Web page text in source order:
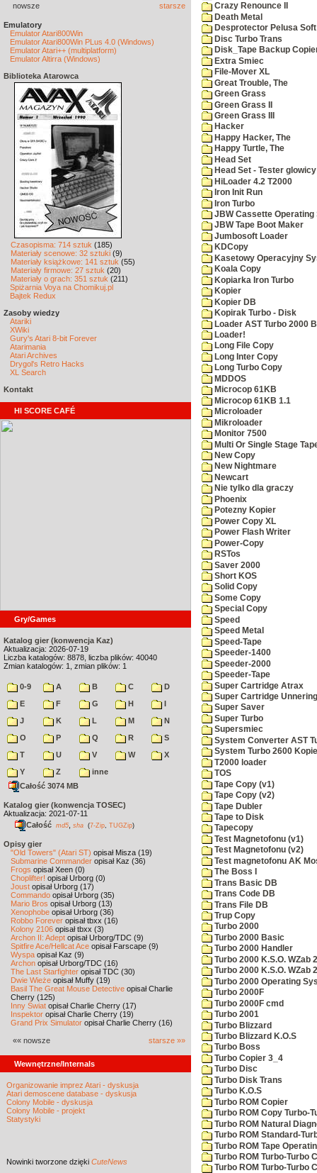
nowsze starsze
Emulatory
Emulator Atari800Win
Emulator Atari800Win PLus 4.0 (Windows)
Emulator Atari++ (multiplatform)
Emulator Altirra (Windows)
Biblioteka Atarowca
Czasopisma: 714 sztuk (185)
Materiały scenowe: 32 sztuki (9)
Materiały książkowe: 141 sztuk (55)
Materiały firmowe: 27 sztuk (20)
Materiały o grach: 351 sztuk (211)
Spiżarnia Voya na Chomikuj.pl
Bajtek Redux
Zasoby wiedzy
Atariki
XWiki
Gury's Atari 8-bit Forever
Atarimania
Atari Archives
Drygol's Retro Hacks
XL Search
Kontakt
HI SCORE CAFÉ
Gry/Games
Katalog gier (konwencja Kaz)
Aktualizacja: 2026-07-19
Liczba katalogów: 8878, liczba plików: 40040
Zmian katalogów: 1, zmian plików: 1
0-9 A B C
D
E
F G H
I
J
K L M
N
O
P Q R
S
T
U V W
X
Y
Z
inne
Całość 3074 MB
Katalog gier (konwencja TOSEC)
Aktualizacja: 2021-07-11
Całość md5 sha (7-Zip TUGZip)
Opisy gier
"Old Towers" (Atari ST) opisał Misza (19)
Submarine Commander opisał Kaz (36)
Frogs opisał Xeen (0)
Choplifter! opisał Urborg (0)
Joust opisał Urborg (17)
Commando opisał Urborg (35)
Mario Bros opisał Urborg (13)
Xenophobe opisał Urborg (36)
Robbo Forever opisał tbxx (16)
Kolony 2106 opisał tbxx (3)
Archon II: Adept opisał Urborg/TDC (9)
Spitfire Ace/Hellcat Ace opisał Farscape (9)
Wyspa opisał Kaz (9)
Archon opisał Urborg/TDC (16)
The Last Starfighter opisał TDC (30)
Dwie Wieże opisał Muffy (19)
Basil The Great Mouse Detective opisał Charlie
Cherry (125)
Inny Świat opisał Charlie Cherry (17)
Inspektor opisał Charlie Cherry (19)
Grand Prix Simulator opisał Charlie Cherry (16)
«« nowsze starsze »»
Wewnętrzne/Internals
Organizowanie imprez Atari - dyskusja
Atari demoscene database - dyskusja
Colony Mobile - dyskusja
Colony Mobile - projekt
Statystyki
Nowinki tworzone dzięki CuteNews
Crazy Renounce II
Death Metal
Desprotector Pelusa Soft
Disc Turbo Trans
Disk_Tape Backup
Extra Smiec
File-Mover XL
Great Trouble, The
Green Grass
Green Grass II
Green Grass III
Hacker
Happy Hacker, The
Happy Turtle, The
Head Set
Head Set - Tester glowicy
HiLoader 4.2 T2000
Iron Init Run
Iron Turbo
JBW Cassette Operating
JBW Tape Boot Maker
Jumbosoft Loader
KDCopy
Kasetowy Operacyjny
Koala Copy
Kopiarka Iron Turbo
Kopier
Kopier DB
Kopirak Turbo - Disk
Loader AST Turbo 2000
Loader!
Long File Copy
Long Inter Copy
Long Turbo Copy
MDDOS
Microcop 61KB
Microcop 61KB 1.1
Microloader
Mikroloader
Monitor 7500
Multi Or Single Stage
New Copy
New Nightmare
Newcart
Nie tylko dla graczy
Phoenix
Potezny Kopier
Power Copy XL
Power Flash Writer
Power-Copy
RSTos
Saver 2000
Short KOS
Solid Copy
Some Copy
Special Copy
Speed
Speed Metal
Speed-Tape
Speeder-1400
Speeder-2000
Speeder-Tape
Super Cartridge Atrax
Super Cartridge
Super Saver
Super Turbo
Supersmiec
System Converter AST
System Turbo 2600
T2000 loader
TOS
Tape Copy (v1)
Tape Copy (v2)
Tape Dubler
Tape to Disk
Tapecopy
Test Magnetofonu (v1)
Test Magnetofonu (v2)
Test magnetofonu AK
The Boss I
Trans Basic DB
Trans Code DB
Trans File DB
Trup Copy
Turbo 2000
Turbo 2000 Basic
Turbo 2000 Handler
Turbo 2000 K.S.O. WZab
Turbo 2000 K.S.O. WZab
Turbo 2000 Operating
Turbo 2000F
Turbo 2000F cmd
Turbo 2001
Turbo Blizzard
Turbo Blizzard K.O.S
Turbo Boss
Turbo Copier 3_4
Turbo Disc
Turbo Disk Trans
Turbo K.O.S
Turbo ROM Copier
Turbo ROM Copy Turbo-
Turbo ROM Natural
Turbo ROM Standard-
Turbo ROM Tape
Turbo ROM Turbo-Turbo
Turbo ROM Turbo-Turbo